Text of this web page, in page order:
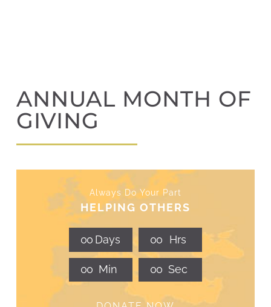
ANNUAL MONTH OF
GIVING
Always Do Your Part
HELPING OTHERS
00 Days 00 Hrs
00 Min 00 Sec